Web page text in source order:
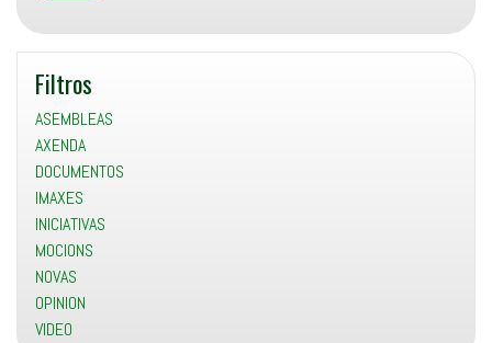
Filtros
ASEMBLEAS
AXENDA
DOCUMENTOS
IMAXES
INICIATIVAS
MOCIONS
NOVAS
OPINION
VIDEO